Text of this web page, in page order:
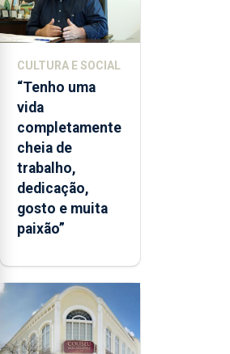
CULTURA E SOCIAL
“Tenho uma
vida
completamente
cheia de
trabalho,
dedicação,
gosto e muita
paixão”